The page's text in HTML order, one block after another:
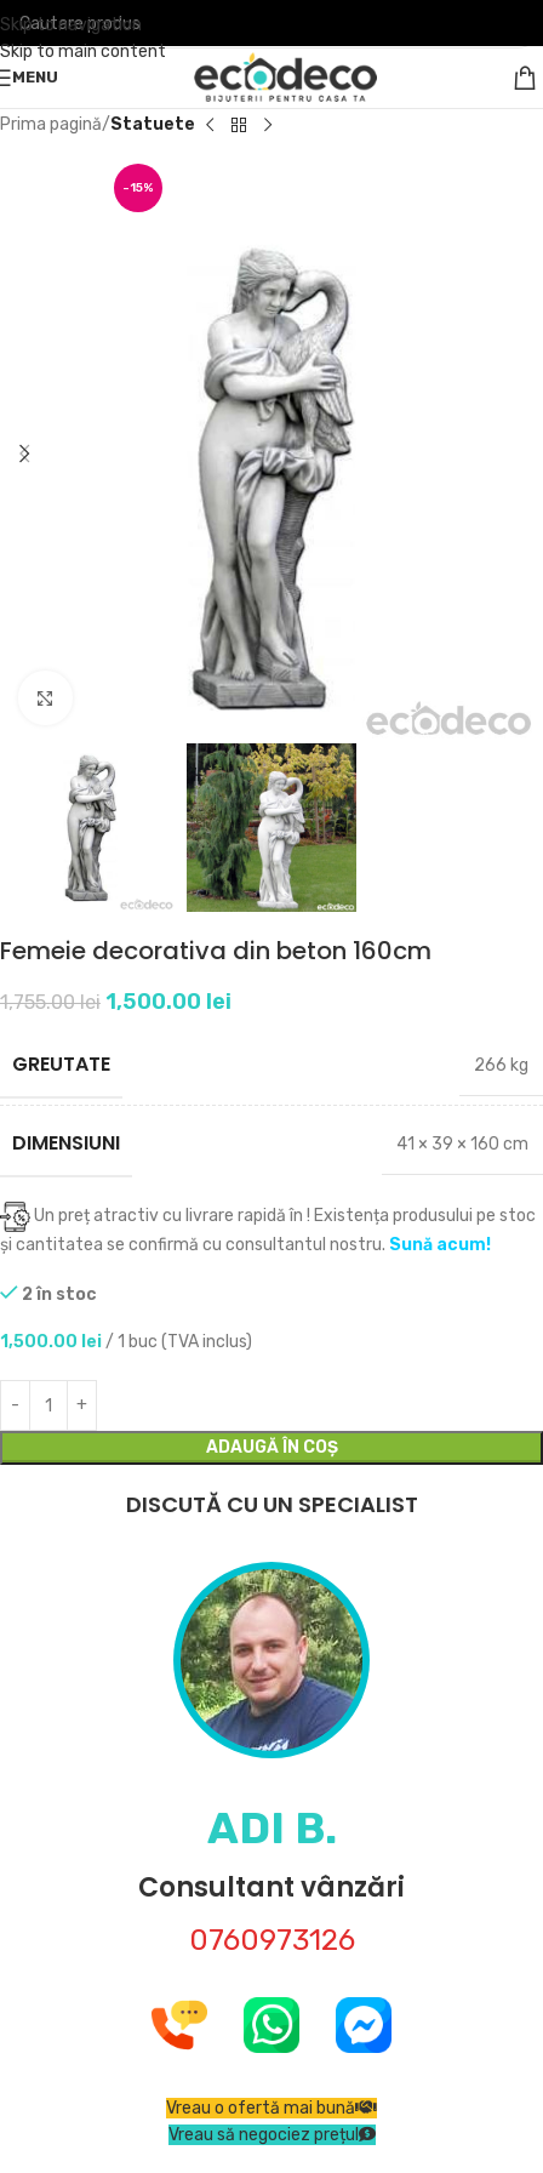
Skip to navigation
Skip to main content
MENU
Prima pagină Statuete
-15%
Click to enlarge
Femeie decorativa din beton 160cm
1,755.00lei 1,500.00 lei
GREUTATE 266 kg
DIMENSIUNI 41 × 39 × 160 cm
Un preț atractiv cu livrare rapidă în ! Existența produsului pe stoc
și cantitatea se confirmă cu consultantul nostru. Sună acum!
2 în stoc
1,500.00 lei/ 1 buc (TVA inclus)
ADAUGĂ ÎN COȘ
DISCUTĂ CU UN SPECIALIST
ADI B.
Consultant vânzări
0760973126
Vreau o ofertă mai bună
Vreau să negociez prețul